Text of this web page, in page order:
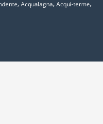
, Acqualagna, Acqui-terme,